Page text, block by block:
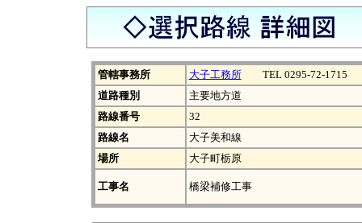
管轄事務所 大子工務所TEL 0295-72-1715
道路種別
主要地方道
路線番号
32
路線名
大子美和線
場所
大子町栃原
工事名 橋梁補修工事